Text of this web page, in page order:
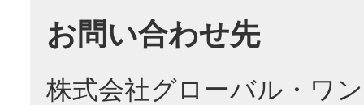
お問い合わせ先
株式会社グローバル・ワ